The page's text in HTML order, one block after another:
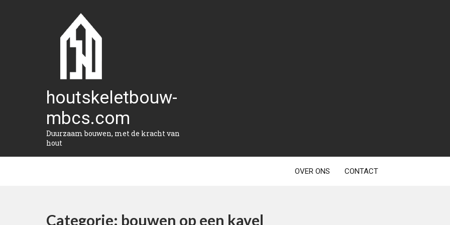
houtskeletbouw-
mbcs.com
Duurzaam bouwen, met de kracht van
hout
OVER ONS CONTACT
Categorie: bouwen op een kavel